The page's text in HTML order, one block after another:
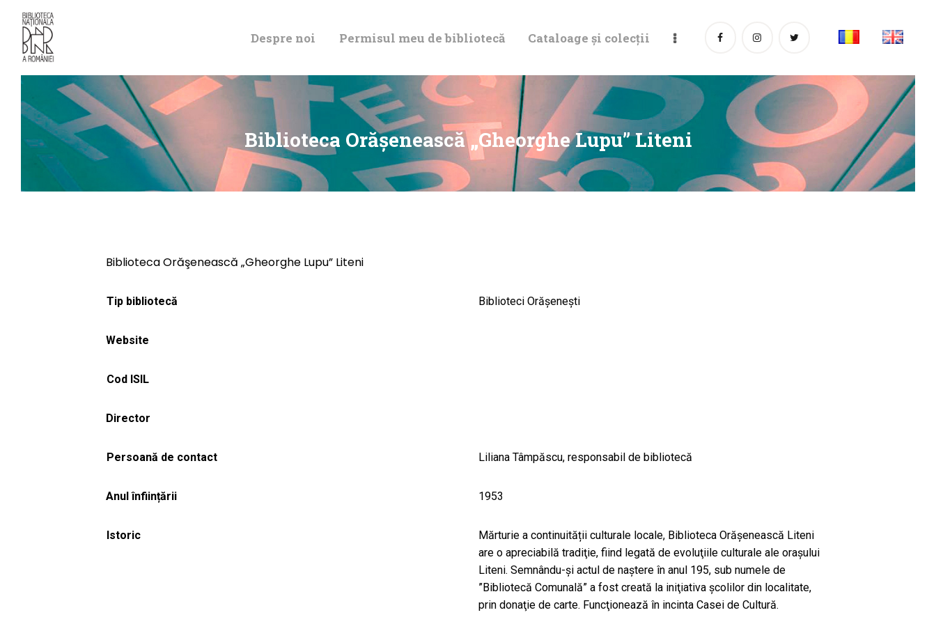
Despre noi Permisul meu de bibliotecă Cataloage și colecții
Biblioteca Orăşenească „Gheorghe Lupu” Liteni
DE BIBLIOTECĂ
CATALOAGE ȘI
COLECȚII
Biblioteca Orăşenească „Gheorghe Lupu” Liteni
Tip bibliotecă Biblioteci Orășenești
Website
Cod ISIL
Director
Persoană de contact Liliana Tâmpăscu, responsabil de bibliotecă
Anul înființării 1953
Istoric
Mărturie a continuității culturale locale, Biblioteca Orăşenească Liteni
are o apreciabilă tradiţie, fiind legată de evoluţiile culturale ale orașului
Liteni. Semnându-şi actul de naştere în anul 195, sub numele de
”Bibliotecă Comunală” a fost creată la iniţiativa şcolilor din localitate,
prin donaţie de carte. Funcţionează în incinta Casei de Cultură.